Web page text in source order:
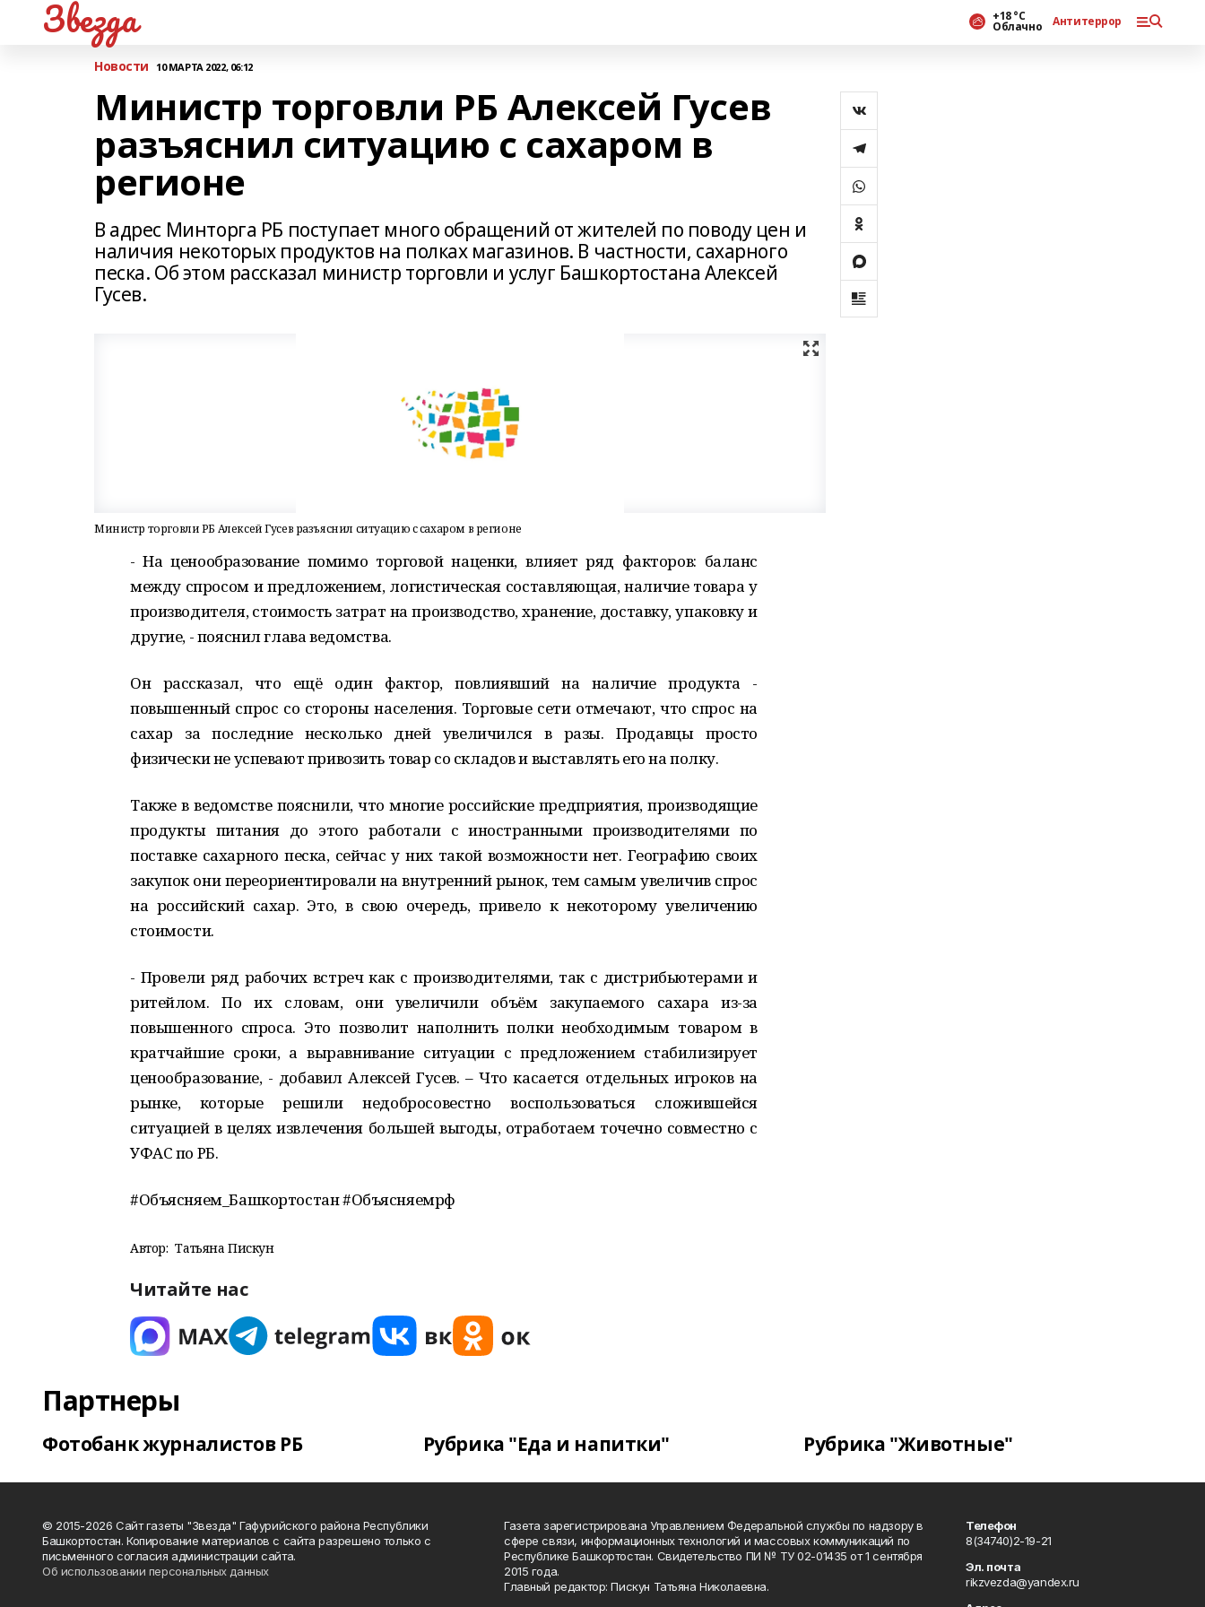
Звезда +18 °С
Облачно Антитеррор
Новости 10 МАРТА 2022, 06:12
Министр торговли РБ Алексей Гусев
разъяснил ситуацию с сахаром в
регионе
В адрес Минторга РБ поступает много обращений от жителей по поводу цен и
наличия некоторых продуктов на полках магазинов. В частности, сахарного
песка. Об этом рассказал министр торговли и услуг Башкортостана Алексей
Гусев.
Министр торговли РБ Алексей Гусев разъяснил ситуацию с сахаром в регионе
- На ценообразование помимо торговой наценки, влияет ряд факторов: баланс
между спросом и предложением, логистическая составляющая, наличие товара у
производителя, стоимость затрат на производство, хранение, доставку, упаковку и
другие, - пояснил глава ведомства.
Он рассказал, что ещё один фактор, повлиявший на наличие продукта -
повышенный спрос со стороны населения. Торговые сети отмечают, что спрос на
сахар за последние несколько дней увеличился в разы. Продавцы просто
физически не успевают привозить товар со складов и выставлять его на полку.
Также в ведомстве пояснили, что многие российские предприятия, производящие
продукты питания до этого работали с иностранными производителями по
поставке сахарного песка, сейчас у них такой возможности нет. Географию своих
закупок они переориентировали на внутренний рынок, тем самым увеличив спрос
на российский сахар. Это, в свою очередь, привело к некоторому увеличению
стоимости.
- Провели ряд рабочих встреч как с производителями, так с дистрибьютерами и
ритейлом. По их словам, они увеличили объём закупаемого сахара из-за
повышенного спроса. Это позволит наполнить полки необходимым товаром в
кратчайшие сроки, а выравнивание ситуации с предложением стабилизирует
ценообразование, - добавил Алексей Гусев. – Что касается отдельных игроков на
рынке, которые решили недобросовестно воспользоваться сложившейся
ситуацией в целях извлечения большей выгоды, отработаем точечно совместно с
УФАС по РБ.
#Объясняем_Башкортостан #Объясняемрф
Автор: Татьяна Пискун
Читайте нас
Партнеры
Фотобанк журналистов РБ Рубрика "Еда и напитки" Рубрика "Животные"
© 2015-2026 Сайт газеты "Звезда" Гафурийского района Республики
Башкортостан. Копирование материалов с сайта разрешено только с
письменного согласия администрации сайта.
Об использовании персональных данных
Газета зарегистрирована Управлением Федеральной службы по надзору в
сфере связи, информационных технологий и массовых коммуникаций по
Республике Башкортостан. Свидетельство ПИ № ТУ 02-01435 от 1 сентября
2015 года.
Главный редактор: Пискун Татьяна Николаевна.
Телефон
8(34740)2-19-21
Эл. почта
rikzvezda@yandex.ru